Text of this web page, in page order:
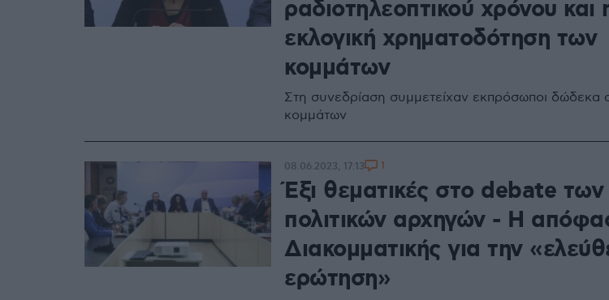
ραδιοτηλεοπτικού χρόνου και
εκλογική χρηματοδότηση των
κομμάτων
Στη συνεδρίαση συμμετείχαν εκπρόσωποι δώδεκα
κομμάτων
Έξι θεματικές στο debate των
πολιτικών αρχηγών - Η
Διακομματικής για την
ερώτηση»
08.06.2023, 17:13 1